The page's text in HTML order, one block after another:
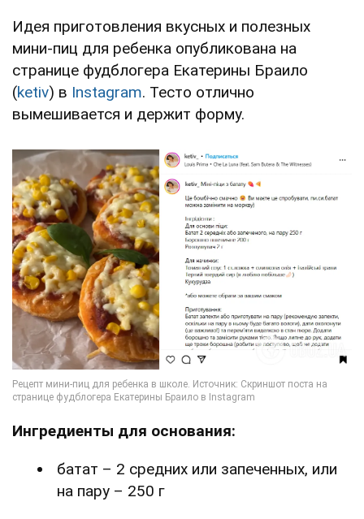
Идея приготовления вкусных и полезных
мини-пиц для ребенка опубликована на
странице фудблогера Екатерины Браило
(ketiv) в Instagram. Тесто отлично
вымешивается и держит форму.
Ингредиенты для основания:
батат – 2 средних или запеченных, или
на пару – 250 г